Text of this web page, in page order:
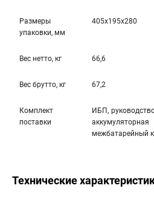
Размеры
упаковки, мм
405x195x280
Вес нетто, кг 66,6
Вес брутто, кг 67,2
Комплект
поставки
ИБП,
межбатарейный
Технические